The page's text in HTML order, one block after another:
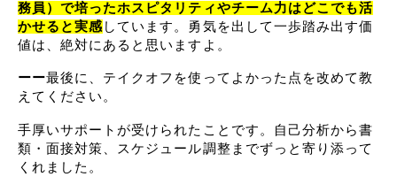
務員）で培ったホスピタリティやチーム力はどこでも活
かせると実感しています。勇気を出して一歩踏み出す価
値は、絶対にあると思いますよ。
ーー最後に、テイクオフを使ってよかった点を改めて教
えてください。
手厚いサポートが受けられたことです。自己分析から書
類・面接対策、スケジュール調整までずっと寄り添って
くれました。